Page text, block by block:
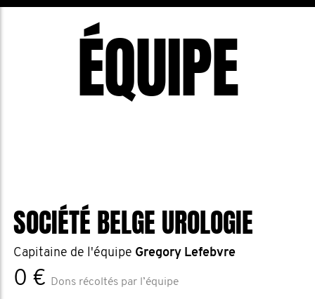
ÉQUIPE
SOCIÉTÉ BELGE UROLOGIE
Capitaine de l'équipe Gregory Lefebvre
0 € Dons récoltés par l’équipe